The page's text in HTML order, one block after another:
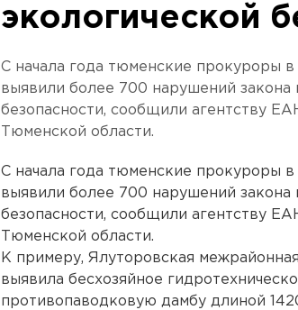
экологической
С начала года тюменские прокуроры
выявили более 700 нарушений закона
безопасности, сообщили агентству
Тюменской области.
С начала года тюменские прокуроры
выявили более 700 нарушений закона
безопасности, сообщили агентству
Тюменской области.
К примеру, Ялуторовская
выявила бесхозяйное
противопаводковую дамбу длиной